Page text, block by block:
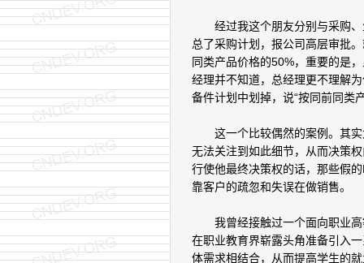
经过我这个朋友分别与采购、
总了采购计划，报公司高层审批
同类产品价格的50%，重要的是
经理并不知道，总经理更不理解
备件计划中划掉，说“按同前同类
这一个比较偶然的案例。其实
无法关注到如此细节，从而决策
行使他最终决策权的话，那些假
靠客户的疏忽和失误在做销售。
我曾经接触过一个面向职业高
在职业教育界崭露头角准备引入
体需求相结合，从而提高学生的